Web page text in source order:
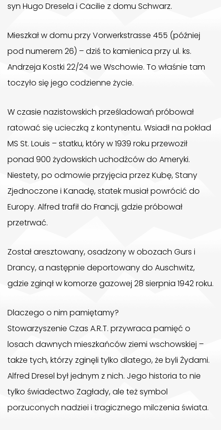
syn Hugo Dresela i Cäcilie z domu Schwarz.
Mieszkał w domu przy Vorwerkstrasse 455 (później
pod numerem 26) – dziś to kamienica przy ul. ks.
Andrzeja Kostki 22/24 we Wschowie. To właśnie tam
toczyło się jego codzienne życie.
W czasie nazistowskich prześladowań próbował
ratować się ucieczką z kontynentu. Wsiadł na pokład
MS St. Louis – statku, który w 1939 roku przewoził
ponad 900 żydowskich uchodźców do Ameryki.
Niestety, po odmowie przyjęcia przez Kubę, Stany
Zjednoczone i Kanadę, statek musiał powrócić do
Europy. Alfred trafił do Francji, gdzie próbował
przetrwać.
Został aresztowany, osadzony w obozach Gurs i
Drancy, a następnie deportowany do Auschwitz,
gdzie zginął w komorze gazowej 28 sierpnia 1942 roku.
Dlaczego o nim pamiętamy?
Stowarzyszenie Czas A.R.T. przywraca pamięć o
losach dawnych mieszkańców ziemi wschowskiej –
także tych, którzy zginęli tylko dlatego, że byli Żydami.
Alfred Dresel był jednym z nich. Jego historia to nie
tylko świadectwo Zagłady, ale też symbol
porzuconych nadziei i tragicznego milczenia świata.